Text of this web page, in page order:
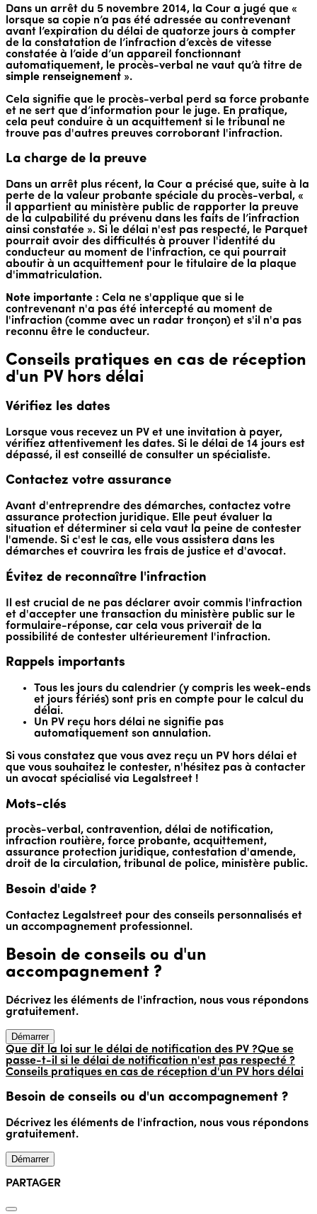
Dans un arrêt du 5 novembre 2014, la Cour a jugé que «
lorsque sa copie n’a pas été adressée au contrevenant
avant l’expiration du délai de quatorze jours à compter
de la constatation de l’infraction d’excès de vitesse
constatée à l’aide d’un appareil fonctionnant
automatiquement, le procès-verbal ne vaut qu’à titre de
simple renseignement ».
Cela signifie que le procès-verbal perd sa force probante
et ne sert que d’information pour le juge. En pratique,
cela peut conduire à un acquittement si le tribunal ne
trouve pas d'autres preuves corroborant l'infraction.
La charge de la preuve
Dans un arrêt plus récent, la Cour a précisé que, suite à la
perte de la valeur probante spéciale du procès-verbal, «
il appartient au ministère public de rapporter la preuve
de la culpabilité du prévenu dans les faits de l’infraction
ainsi constatée ». Si le délai n'est pas respecté, le Parquet
pourrait avoir des difficultés à prouver l'identité du
conducteur au moment de l'infraction, ce qui pourrait
aboutir à un acquittement pour le titulaire de la plaque
d'immatriculation.
Note importante : Cela ne s'applique que si le
contrevenant n'a pas été intercepté au moment de
l'infraction (comme avec un radar tronçon) et s'il n'a pas
reconnu être le conducteur.
Conseils pratiques en cas de réception
d'un PV hors délai
Vérifiez les dates
Lorsque vous recevez un PV et une invitation à payer,
vérifiez attentivement les dates. Si le délai de 14 jours est
dépassé, il est conseillé de consulter un spécialiste.
Contactez votre assurance
Avant d'entreprendre des démarches, contactez votre
assurance protection juridique. Elle peut évaluer la
situation et déterminer si cela vaut la peine de contester
l'amende. Si c'est le cas, elle vous assistera dans les
démarches et couvrira les frais de justice et d'avocat.
Évitez de reconnaître l'infraction
Il est crucial de ne pas déclarer avoir commis l'infraction
et d'accepter une transaction du ministère public sur le
formulaire-réponse, car cela vous priverait de la
possibilité de contester ultérieurement l'infraction.
Rappels importants
Tous les jours du calendrier (y compris les week-ends
et jours fériés) sont pris en compte pour le calcul du
délai.
Un PV reçu hors délai ne signifie pas
automatiquement son annulation.
Si vous constatez que vous avez reçu un PV hors délai et
que vous souhaitez le contester, n'hésitez pas à contacter
un avocat spécialisé via Legalstreet !
Mots-clés
procès-verbal, contravention, délai de notification,
infraction routière, force probante, acquittement,
assurance protection juridique, contestation d'amende,
droit de la circulation, tribunal de police, ministère public.
Besoin d'aide ?
Contactez Legalstreet pour des conseils personnalisés et
un accompagnement professionnel.
Besoin de conseils ou d'un
accompagnement ?
Décrivez les éléments de l'infraction, nous vous répondons
gratuitement.
Démarrer
Que dit la loi sur le délai de notification des PV ?Que se
passe-t-il si le délai de notification n'est pas respecté ?
Conseils pratiques en cas de réception d'un PV hors délai
Besoin de conseils ou d'un accompagnement ?
Décrivez les éléments de l'infraction, nous vous répondons
gratuitement.
Démarrer
PARTAGER